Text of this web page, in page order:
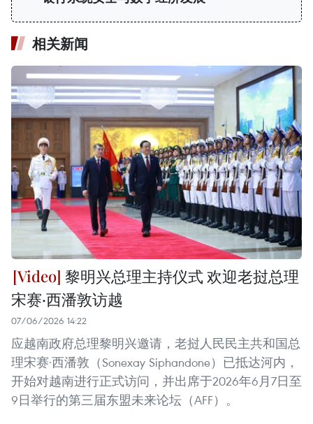
相关新闻
黎明兴总理主持仪式 欢迎老挝总理
宋赛·西潘敦访越
07/06/2026 14:22
应越南政府总理黎明兴邀请，老挝人民民主共和国总
理宋赛·西潘敦（Sonexay Siphandone）已抵达河内，
开始对越南进行正式访问，并出席于2026年6月7日至
9日举行的第三届东盟未来论坛（AFF）。